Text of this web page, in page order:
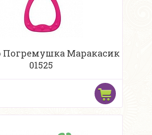
Погремушка Маракасик
01525